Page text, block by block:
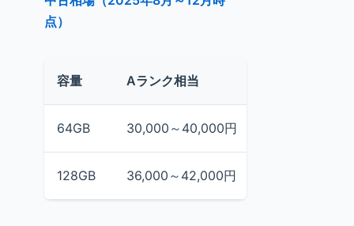
点）
容量 Aランク相当
64GB 30,000～40,000円
128GB 36,000～42,000円